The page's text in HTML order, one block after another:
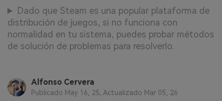
Dado que Steam es una popular plataforma de
distribución de juegos, si no funciona con
normalidad en tu sistema, puedes probar métodos
de solución de problemas para resolverlo.
Alfonso Cervera
Publicado May 16, 25, Actualizado Mar 05, 26